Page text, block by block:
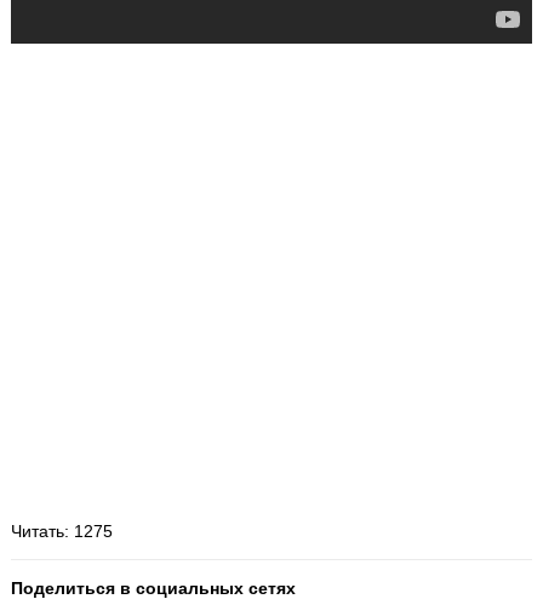
Читать: 1275
Поделиться в социальных сетях